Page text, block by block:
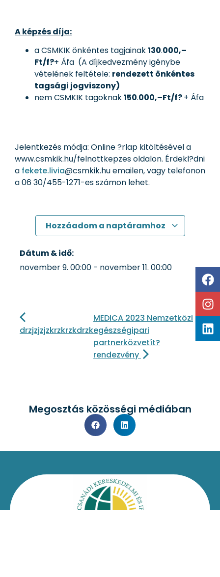
A képzés díja:
a CSMKIK önkéntes tagjainak130.000,–
Ft/f?+ Áfa (A díjkedvezmény igénybe
vételének feltétele: rendezett önkéntes
tagsági jogviszony)
nem CSMKIK tagoknak150.000,–Ft/f?+ Áfa
Jelentkezés módja: Online ?rlap kitöltésével a
www.csmkik.hu/felnottkepzes oldalon. Érdekl?dni
a fekete.livia@csmkik.hu emailen, vagy telefonon
a 06 30/455-1271-es számon lehet.
Hozzáadom a naptáramhoz
Dátum & idő:
november 9. 00:00 - november 11. 00:00
drzjzjzjzkrzkrzkdrzk
MEDICA 2023 Nemzetközi
egészségipari
partnerközvetít?
rendezvény
Megosztás közösségi médiában